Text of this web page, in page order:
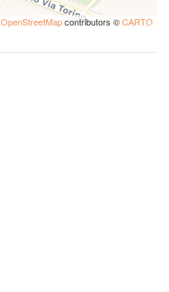
OpenStreetMapcontributors ©CARTO